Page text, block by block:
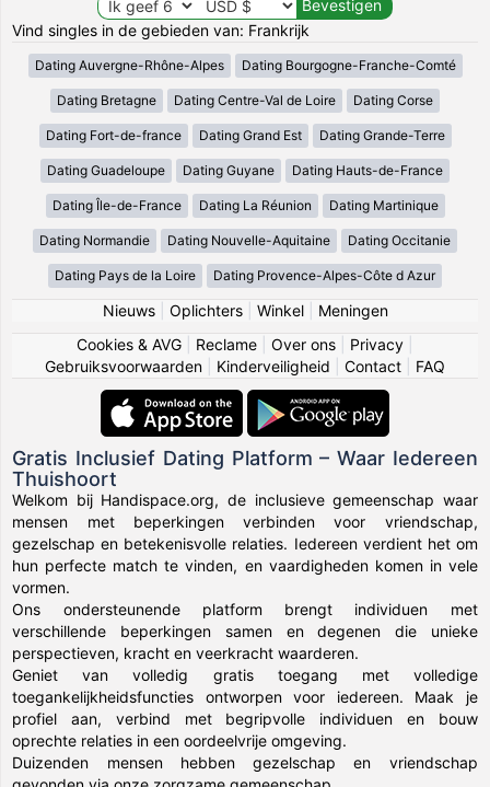
Vind singles in de gebieden van: Frankrijk
Dating Auvergne-Rhône-Alpes Dating Bourgogne-Franche-Comté
Dating Bretagne Dating Centre-Val de Loire Dating Corse
Dating Fort-de-france Dating Grand Est Dating Grande-Terre
Dating Guadeloupe Dating Guyane Dating Hauts-de-France
Dating Île-de-France Dating La Réunion Dating Martinique
Dating Normandie Dating Nouvelle-Aquitaine Dating Occitanie
Dating Pays de la Loire Dating Provence-Alpes-Côte d Azur
Nieuws| Oplichters| Winkel| Meningen
Cookies & AVG
Reclame Over ons Privacy
Gebruiksvoorwaarden
Kinderveiligheid Contact FAQ
Gratis Inclusief Dating Platform – Waar Iedereen
Thuishoort
Welkom bij Handispace.org, de inclusieve gemeenschap waar
mensen met beperkingen verbinden voor vriendschap,
gezelschap en betekenisvolle relaties. Iedereen verdient het om
hun perfecte match te vinden, en vaardigheden komen in vele
vormen.
Ons ondersteunende platform brengt individuen met
verschillende beperkingen samen en degenen die unieke
perspectieven, kracht en veerkracht waarderen.
Geniet van volledig gratis toegang met volledige
toegankelijkheidsfuncties ontworpen voor iedereen. Maak je
profiel aan, verbind met begripvolle individuen en bouw
oprechte relaties in een oordeelvrije omgeving.
Duizenden mensen hebben gezelschap en vriendschap